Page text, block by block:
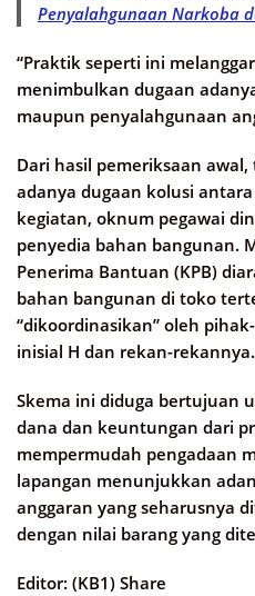
Penyalahgunaan Narkoba
“Praktik seperti ini
menimbulkan dugaan
maupun penyalahgunaan
Dari hasil pemeriksaan
adanya dugaan kolusi
kegiatan, oknum pegawai
penyedia bahan bangunan.
Penerima Bantuan (KPB)
bahan bangunan di toko
“dikoordinasikan” oleh
inisial H dan rekan-rekannya.
Skema ini diduga bertujuan
dana dan keuntungan dari
mempermudah pengadaan
lapangan menunjukkan
anggaran yang seharusnya
dengan nilai barang yang
Editor: (KB1) Share